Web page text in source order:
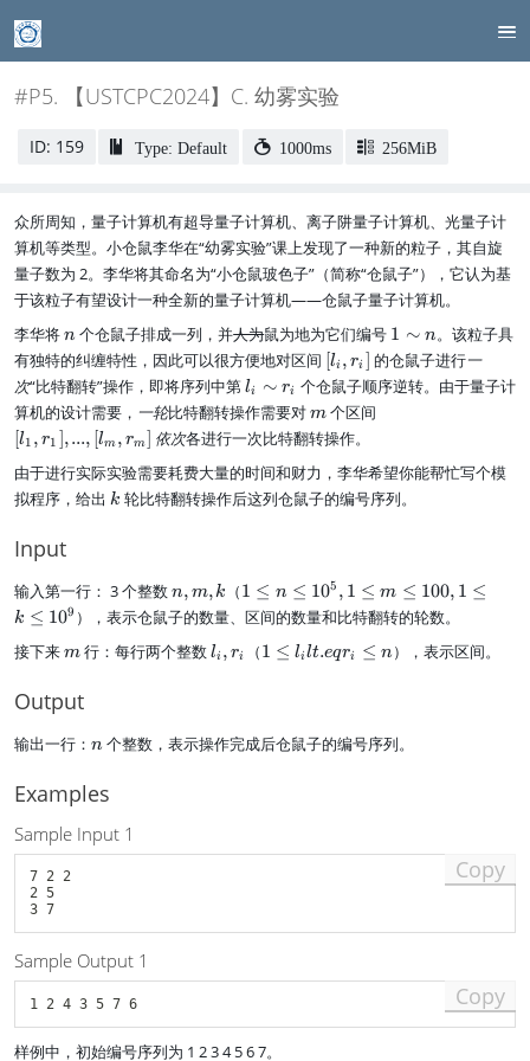
#P5. 【USTCPC2024】C. 幼雾实验
ID: 159 Type: Default 1000ms 256MiB
众所周知，量子计算机有超导量子计算机、离子阱量子计算机、光量子计
算机等类型。小仓鼠李华在“幼雾实验”课上发现了一种新的粒子，其自旋
量子数为 2。李华将其命名为“小仓鼠玻色子”（简称“仓鼠子”），它认为基
于该粒子有望设计一种全新的量子计算机——仓鼠子量子计算机。
李华将n
n 个仓鼠子排成一列，并人为鼠为地为它们编号 1
\
si
m
1 ∼ n。该粒子具
有独特的纠缠特性，因此可以很方便地对区间 [l
_
i,
r
_
[li , ri ] 的仓鼠子进行一
次“比特翻转”操作，即将序列中第l_
i
\
si
m
r
_i
li ∼ ri 个仓鼠子顺序逆转。由于量子计
算机的设计需要， 一轮比特翻转操作需要对m
m 个区间
r
_
_
m
[l1 , r1 ], ..., [lm , rm] 依次各进行一次比特翻转操作。
由于进行实际实验需要耗费大量的时间和财力，李华希望你能帮忙写个模
拟程序，给出 k
k 轮比特翻转操作后这列仓鼠子的编号序列。
Input
输入第一行： 3 个整数n,
m
,
k
n, m, k （1
\l
e
n
0
^
1
1 ≤ n ≤ 105 , 1 ≤ m ≤ 100, 1 ≤
k ≤ 109 ），表示仓鼠子的数量、区间的数量和比特翻转的轮数。
接下来m
m 行：每行两个整数l
_
i
li , ri （1
l
_
e
n
1 ≤ lilt.eqri ≤ n），表示区间。
Output
输出一行：n
n 个整数，表示操作完成后仓鼠子的编号序列。
Examples
Sample Input 1
7 2 2
2 5
3 7
Copy
Sample Output 1
1 2 4 3 5 7 6 Copy
样例中，初始编号序列为 1 2 3 4 5 6 7。